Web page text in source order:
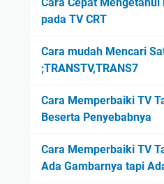
pada TV CRT
Cara mudah Mencari
;TRANSTV,TRANS7
Cara Memperbaiki TV
Beserta Penyebabnya
Cara Memperbaiki TV
Ada Gambarnya tapi